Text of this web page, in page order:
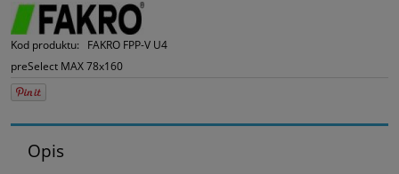
Kod produktu:
FAKRO FPP-V U4
preSelect MAX 78x160
Opis